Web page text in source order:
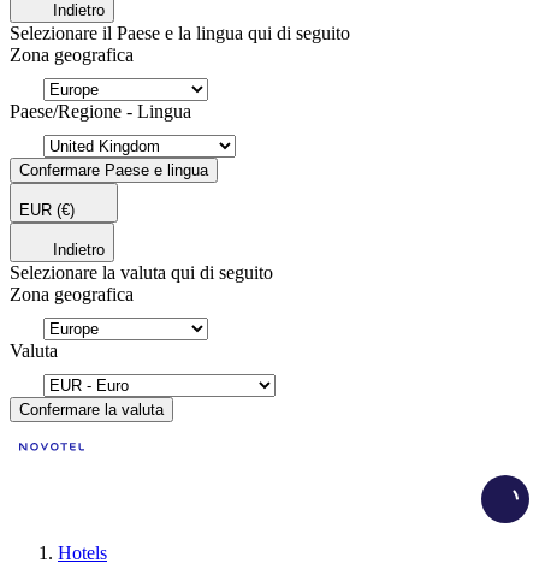
Indietro
Selezionare il Paese e la lingua qui di seguito
Zona geografica
Paese/Regione - Lingua
Confermare Paese e lingua
EUR (€)
Indietro
Selezionare la valuta qui di seguito
Zona geografica
Valuta
Confermare la valuta
Hotels